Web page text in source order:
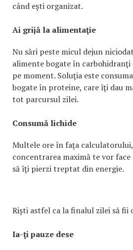
când eşti organizat.
Ai grijă la alimentaţie
Nu sări peste micul dejun
alimente bogate în carbohidranţi
pe moment. Soluţia este
bogate în proteine, care îţi dau
tot parcursul zilei.
Consumă lichide
Multele ore în faţa
concentrarea maximă te vor face
să îţi pierzi treptat din energie.
Rişti astfel ca la finalul zilei să fii
Ia-ţi pauze dese